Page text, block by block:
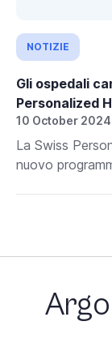
NOTIZIE
Gli ospedali
Personalized
10 October 2024
La Swiss
nuovo